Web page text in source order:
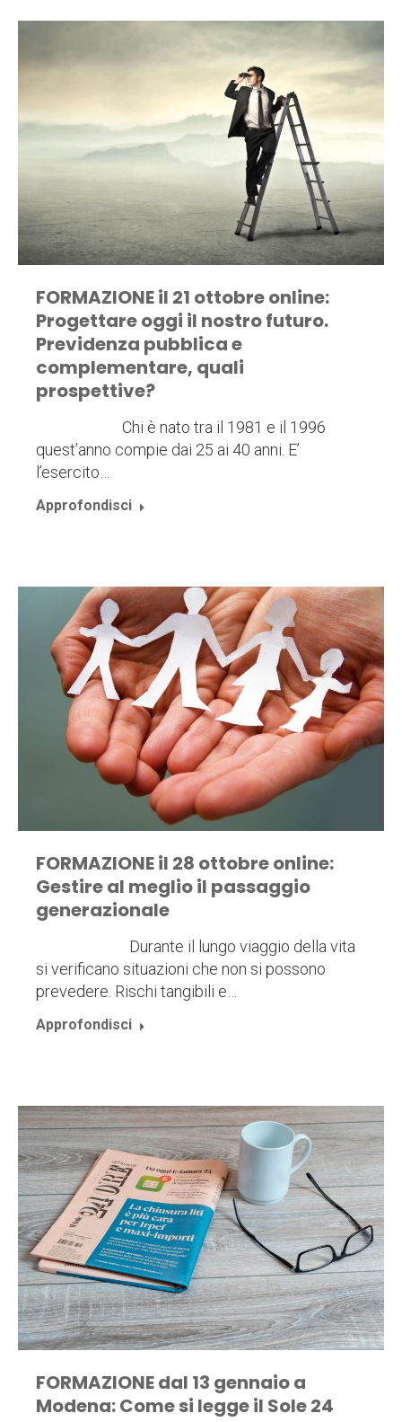
FORMAZIONE il 21 ottobre online:
Progettare oggi il nostro futuro.
Previdenza pubblica e
complementare, quali
prospettive?
Chi è nato tra il 1981 e il 1996
quest’anno compie dai 25 ai 40 anni. E’
l’esercito…
Approfondisci
FORMAZIONE il 28 ottobre online:
Gestire al meglio il passaggio
generazionale
Durante il lungo viaggio della vita
si verificano situazioni che non si possono
prevedere. Rischi tangibili e…
Approfondisci
FORMAZIONE dal 13 gennaio a
Modena: Come si legge il Sole 24